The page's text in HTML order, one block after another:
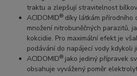
traktu a zlepšují stravitelnost
ACIDOMID® díky látkám přírodního
množení nitrobuněčných parazitů,
kokcidie. Pro maximální efekt je
podávání do napájecí vody kdykoli
ACIDOMID® jako jediný přípravek
obsahuje vyvážený poměr